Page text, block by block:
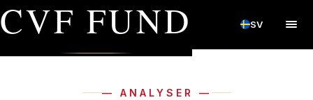
CVF FUND SV
— ANALYSER —